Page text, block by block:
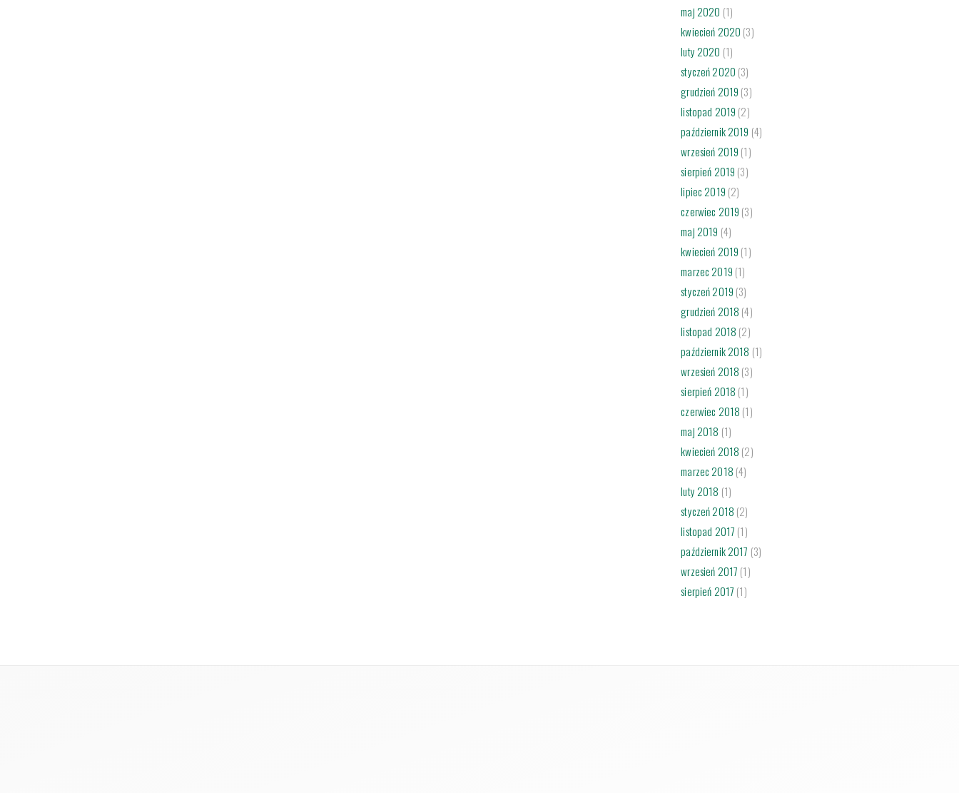
maj 2020 (1)
kwiecień 2020 (3)
luty 2020 (1)
styczeń 2020 (3)
grudzień 2019 (3)
listopad 2019 (2)
październik 2019 (4)
wrzesień 2019 (1)
sierpień 2019 (3)
lipiec 2019 (2)
czerwiec 2019 (3)
maj 2019 (4)
kwiecień 2019 (1)
marzec 2019 (1)
styczeń 2019 (3)
grudzień 2018 (4)
listopad 2018 (2)
październik 2018 (1)
wrzesień 2018 (3)
sierpień 2018 (1)
czerwiec 2018 (1)
maj 2018 (1)
kwiecień 2018 (2)
marzec 2018 (4)
luty 2018 (1)
styczeń 2018 (2)
listopad 2017 (1)
październik 2017 (3)
wrzesień 2017 (1)
sierpień 2017 (1)